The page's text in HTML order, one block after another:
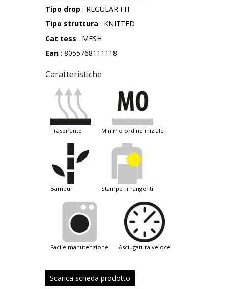
Tipo drop : REGULAR FIT
Tipo struttura : KNITTED
Cat tess : MESH
Ean : 8055768111118
Caratteristiche
traspirante minimo ordine iniziale
bambu' stampe rifrangenti
facile manutenzione asciugatura veloce
Scarica scheda prodotto